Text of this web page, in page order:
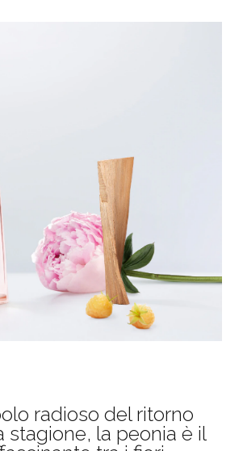
radioso del ritorno
stagione, la peonia è il